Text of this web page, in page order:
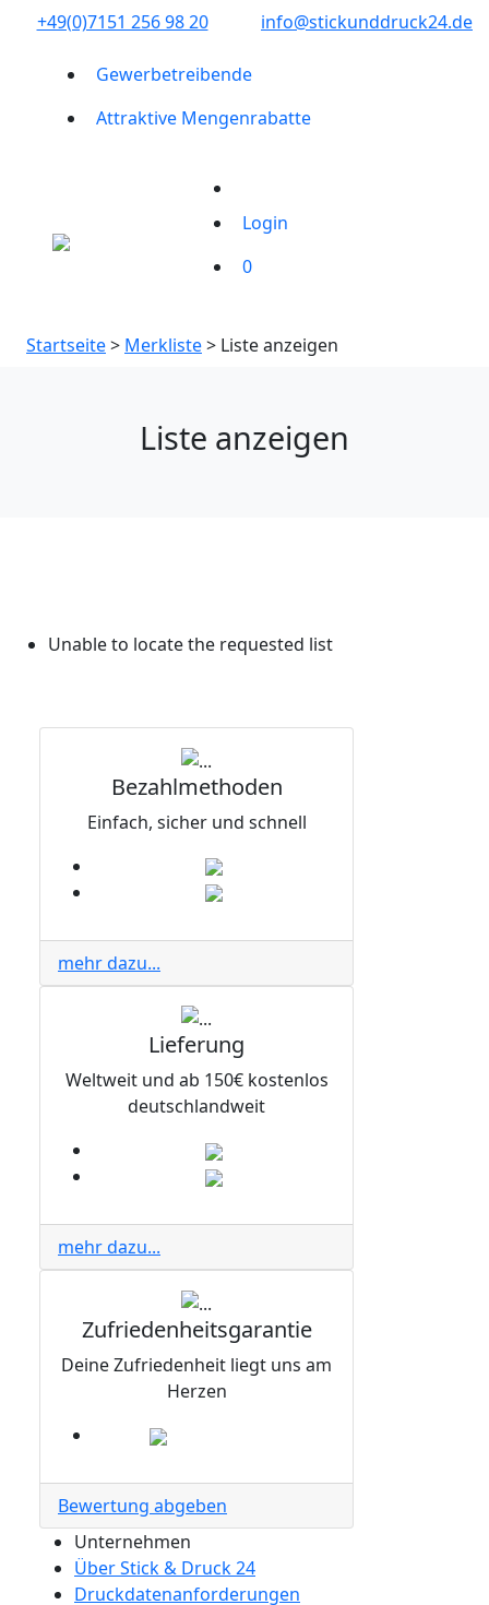
+49(0)7151 256 98 20‬ info@stickunddruck24.de
Gewerbetreibende
Attraktive Mengenrabatte
Login
0
Startseite> Merkliste> Liste anzeigen
Liste anzeigen
Unable to locate the requested list
Bezahlmethoden
Einfach, sicher und schnell
mehr dazu...
Lieferung
Weltweit und ab 150€ kostenlos
deutschlandweit
mehr dazu...
Zufriedenheitsgarantie
Deine Zufriedenheit liegt uns am
Herzen
Bewertung abgeben
Unternehmen
Über Stick & Druck 24
Druckdatenanforderungen